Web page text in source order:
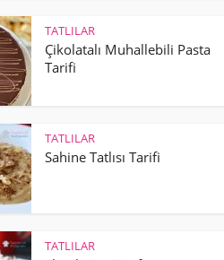
TATLILAR
Çikolatalı Muhallebili Pasta
Tarifi
TATLILAR
Sahine Tatlısı Tarifi
TATLILAR